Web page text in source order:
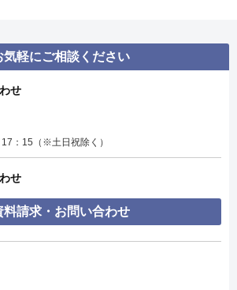
気軽にご相談ください
せ
：15（※土日祝除く）
せ
料請求・お問い合わせ